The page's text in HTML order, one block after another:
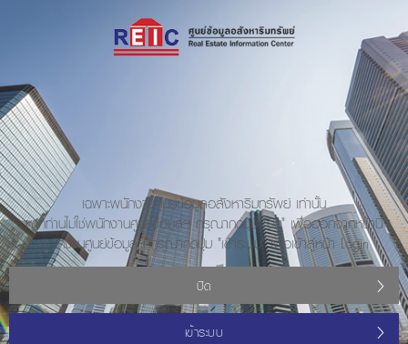
เฉพาะพนักงานศูนย์ข้อมูลอสังหาริมทรัพย์ เท่านั้น
หากท่านไม่ใช่พนักงานศูนย์ข้อมูลฯ กรุณากดปุ่ม "ปิด" เพื่อออกจากหน้านี้
พนักงานศูนย์ข้อมูลฯ กรุณากดปุ่ม "เข้าระบบ" เพื่อเข้าสู่หน้า Login
ปิด
เข้าระบบ